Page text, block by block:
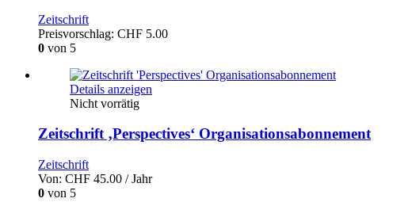
Zeitschrift
Preisvorschlag: CHF 5.00
0 von 5
Details anzeigen
Nicht vorrätig
Zeitschrift ‚Perspectives‘ Organisationsabonnement
Zeitschrift
Von: CHF 45.00 / Jahr
0 von 5